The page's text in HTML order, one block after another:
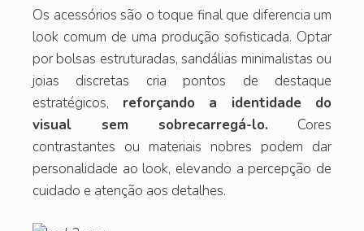
Os acessórios são o toque final que diferencia um
look comum de uma produção sofisticada. Optar
por bolsas estruturadas, sandálias minimalistas ou
joias discretas cria pontos de destaque
estratégicos, reforçando a identidade do
visual sem sobrecarregá-lo. Cores
contrastantes ou materiais nobres podem dar
personalidade ao look, elevando a percepção de
cuidado e atenção aos detalhes.